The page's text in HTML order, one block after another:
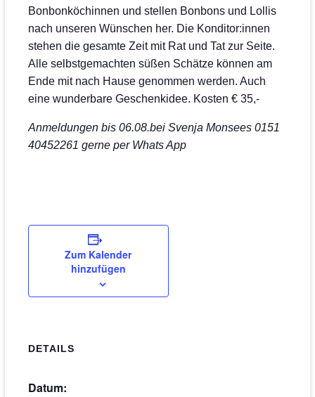
Bonbonköchinnen und stellen Bonbons und Lollis
nach unseren Wünschen her. Die Konditor:innen
stehen die gesamte Zeit mit Rat und Tat zur Seite.
Alle selbstgemachten süßen Schätze können am
Ende mit nach Hause genommen werden. Auch
eine wunderbare Geschenkidee. Kosten € 35,-
Anmeldungen bis 06.08.bei Svenja Monsees 0151
40452261 gerne per Whats App
Zum Kalender
hinzufügen
DETAILS
Datum: